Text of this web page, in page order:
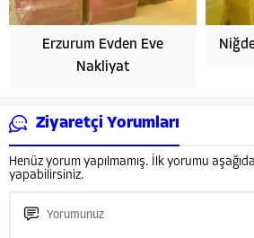
Erzurum Evden Eve
Nakliyat
Ziyaretçi Yorumları
Henüz yorum yapılmamış. İlk yorumu
yapabilirsiniz.